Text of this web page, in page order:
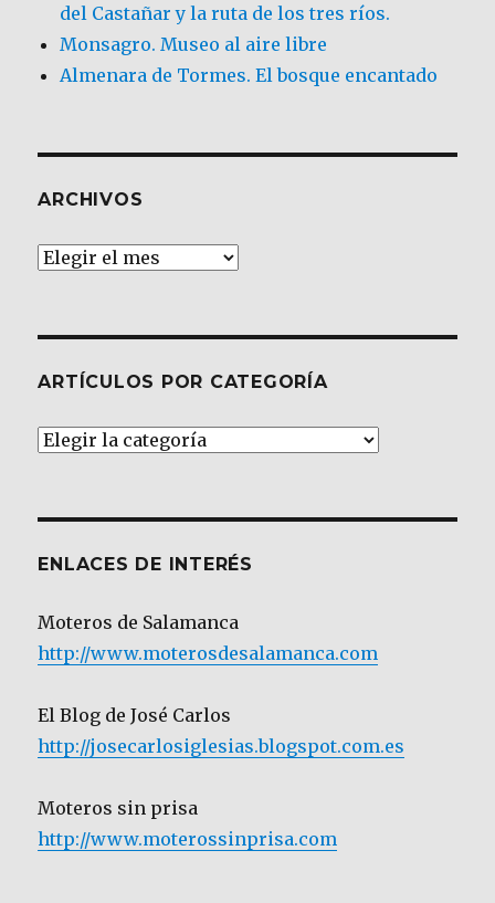
del Castañar y la ruta de los tres ríos.
Monsagro. Museo al aire libre
Almenara de Tormes. El bosque encantado
ARCHIVOS
Archivos
ARTÍCULOS POR CATEGORÍA
Artículos
ENLACES DE INTERÉS
Moteros de Salamanca
http://www.moterosdesalamanca.com
El Blog de José Carlos
http://josecarlosiglesias.blogspot.com.es
Moteros sin prisa
http://www.moterossinprisa.com